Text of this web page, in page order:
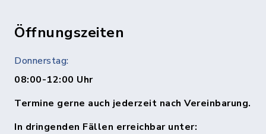
Öffnungszeiten
Donnerstag:
08:00-12:00 Uhr
Termine gerne auch jederzeit nach Vereinbarung.
In dringenden Fällen erreichbar unter: